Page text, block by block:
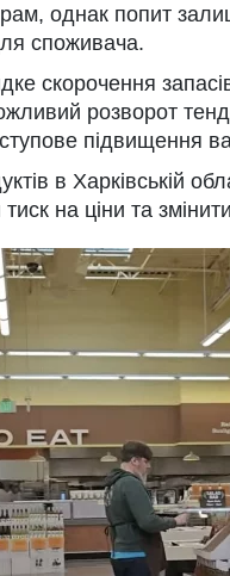
однак попит
споживача.
скорочення
розворот
підвищення
в Харківській
на ціни та